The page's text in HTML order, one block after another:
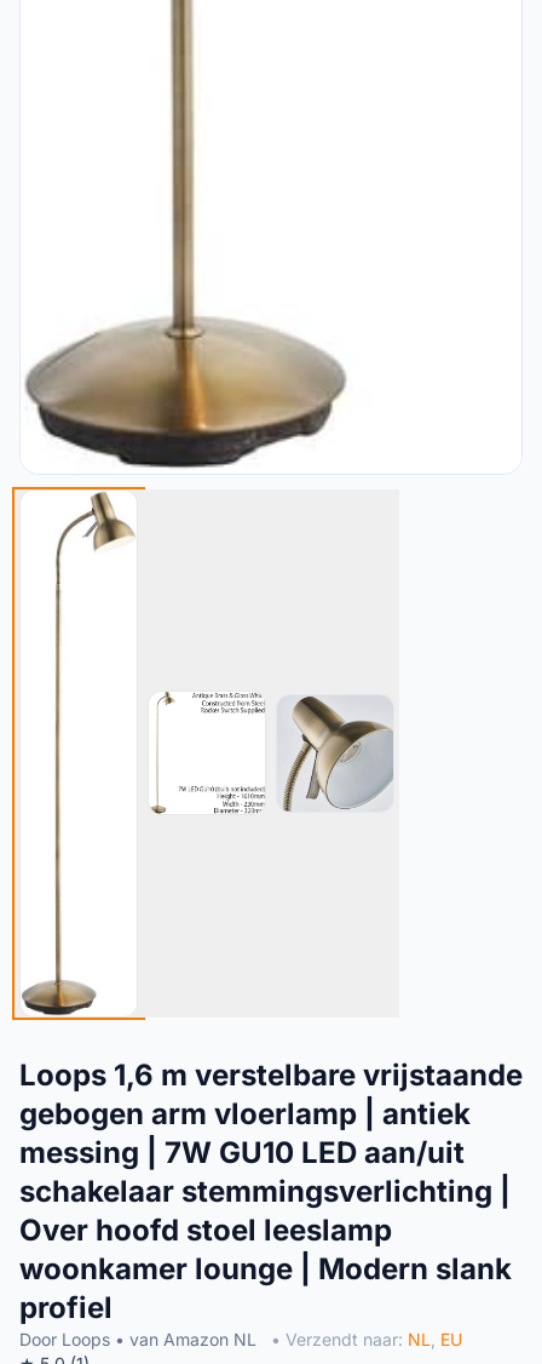
Loops 1,6 m verstelbare vrijstaande
gebogen arm vloerlamp | antiek
messing | 7W GU10 LED aan/uit
schakelaar stemmingsverlichting |
Over hoofd stoel leeslamp
woonkamer lounge | Modern slank
profiel
Door Loops • van Amazon NL • Verzendt naar: NL EU